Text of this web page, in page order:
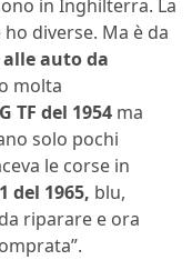
in Inghilterra. La
diverse. Ma è da
auto da
molta
TF del 1954 ma
solo pochi
le corse in
del 1965, blu,
riparare e ora